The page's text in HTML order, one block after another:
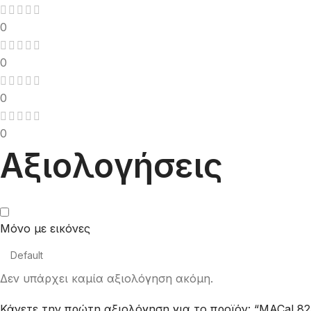
0
0
0
0
Αξιολογήσεις
Μόνο με εικόνες
Δεν υπάρχει καμία αξιολόγηση ακόμη.